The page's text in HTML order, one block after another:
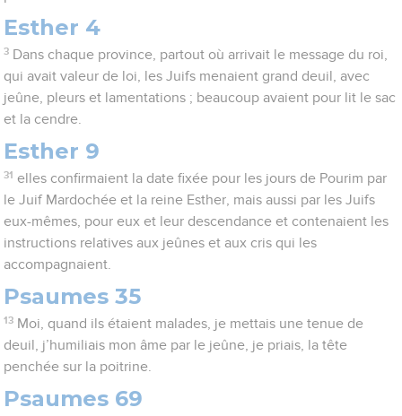
Esther 4
3 Dans chaque province, partout où arrivait le message du roi,
qui avait valeur de loi, les Juifs menaient grand deuil, avec
jeûne, pleurs et lamentations ; beaucoup avaient pour lit le sac
et la cendre.
Esther 9
31 elles confirmaient la date fixée pour les jours de Pourim par
le Juif Mardochée et la reine Esther, mais aussi par les Juifs
eux-mêmes, pour eux et leur descendance et contenaient les
instructions relatives aux jeûnes et aux cris qui les
accompagnaient.
Psaumes 35
13 Moi, quand ils étaient malades, je mettais une tenue de
deuil, j’humiliais mon âme par le jeûne, je priais, la tête
penchée sur la poitrine.
Psaumes 69